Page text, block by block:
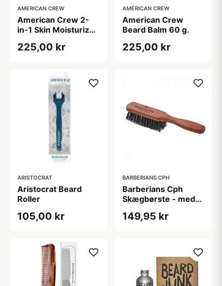
AMERICAN CREW
American Crew 2-
in-1 Skin Moisturizer
Conditioner (100 ml)
225,00 kr
AMERICAN CREW
American Crew
Beard Balm 60 g.
225,00 kr
ARISTOCRAT
Aristocrat Beard
Roller
105,00 kr
BARBERIANS CPH
Barberians Cph
Skægbørste - med
149,95 kr